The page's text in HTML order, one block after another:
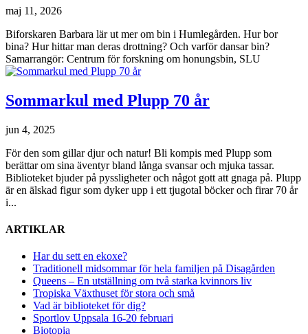
maj 11, 2026
Biforskaren Barbara lär ut mer om bin i Humlegården. Hur bor
bina? Hur hittar man deras drottning? Och varför dansar bin?
Samarrangör: Centrum för forskning om honungsbin, SLU
Sommarkul med Plupp 70 år
jun 4, 2025
För den som gillar djur och natur! Bli kompis med Plupp som
berättar om sina äventyr bland långa svansar och mjuka tassar.
Biblioteket bjuder på pyssligheter och något gott att gnaga på. Plupp
är en älskad figur som dyker upp i ett tjugotal böcker och firar 70 år
i...
ARTIKLAR
Har du sett en ekoxe?
Traditionell midsommar för hela familjen på Disagården
Queens – En utställning om två starka kvinnors liv
Tropiska Växthuset för stora och små
Vad är biblioteket för dig?
Sportlov Uppsala 16-20 februari
Biotopia